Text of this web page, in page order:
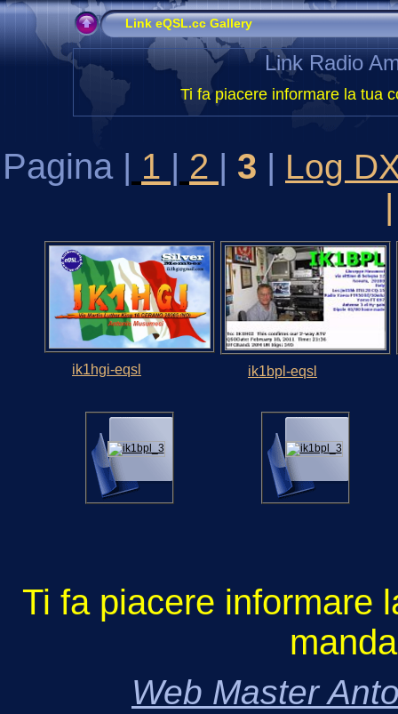
Link eQSL.cc Gallery
Link Radio
Ti fa piacere informare la tua
Pagina | 1 | 2 | 3 | Log
ik1hgi-eqsl ik1bpl-eqsl
Ti fa piacere informare
Web Master